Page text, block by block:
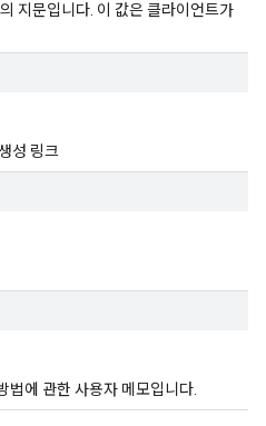
지문입니다. 이 값은 클라이언트가
성 링크
법에 관한 사용자 메모입니다.